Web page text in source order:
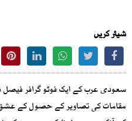
شیئر کریں
سعودی عرب کے ایک فوٹو گرافر
مقامات کی تصاویر کے حصول کے